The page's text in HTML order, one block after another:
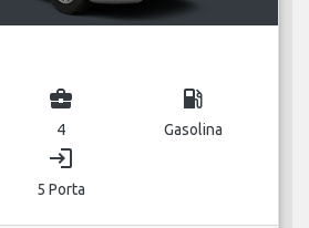
business_center
4
local_gas_station
Gasolina
login
5 Porta